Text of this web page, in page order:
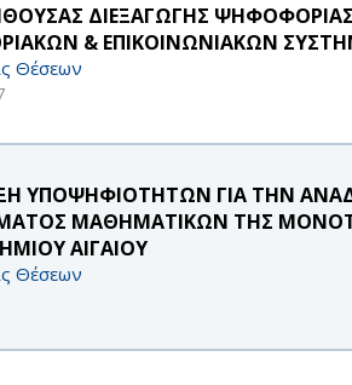
ΔΙΕΞΑΓΩΓΗΣ
& ΕΠΙΚΟΙΝΩΝΙΑΚΩΝ
Θέσεων
ΥΠΟΨΗΦΙΟΤΗΤΩΝ ΓΙΑ ΤΗΝ
ΜΑΘΗΜΑΤΙΚΩΝ ΤΗΣ
ΑΙΓΑΙΟΥ
Θέσεων